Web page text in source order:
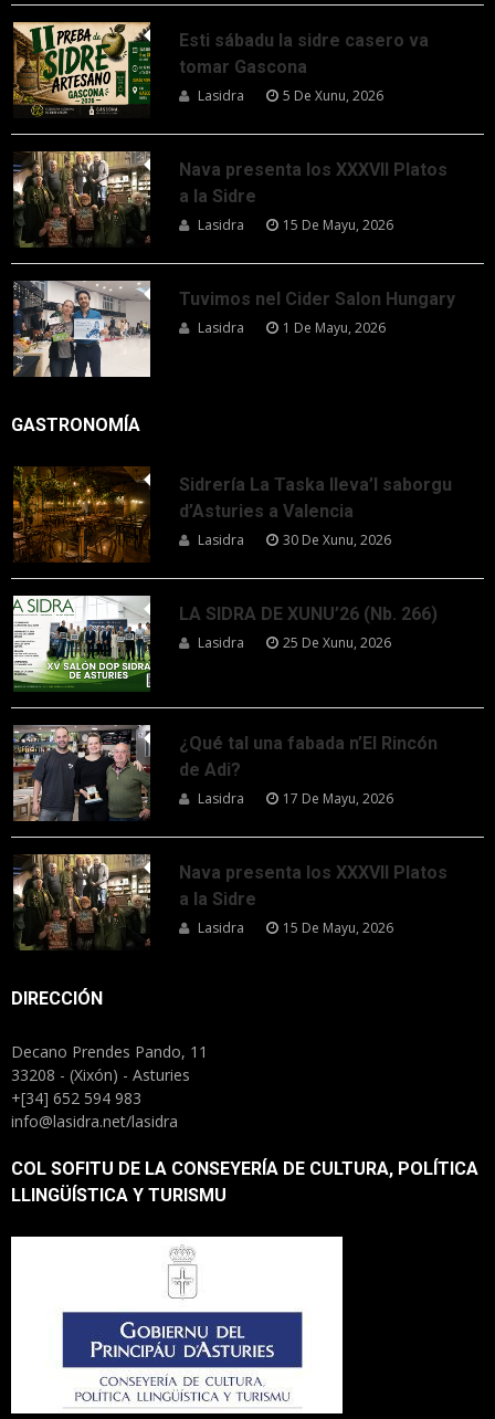
Esti sábadu la sidre casero va
tomar Gascona
Lasidra 5 De Xunu, 2026
Nava presenta los XXXVII Platos
a la Sidre
Lasidra 15 De Mayu, 2026
Tuvimos nel Cider Salon Hungary
Lasidra 1 De Mayu, 2026
GASTRONOMÍA
Sidrería La Taska lleva’l saborgu
d’Asturies a Valencia
Lasidra 30 De Xunu, 2026
LA SIDRA DE XUNU’26 (Nb. 266)
Lasidra 25 De Xunu, 2026
¿Qué tal una fabada n’El Rincón
de Adi?
Lasidra 17 De Mayu, 2026
Nava presenta los XXXVII Platos
a la Sidre
Lasidra 15 De Mayu, 2026
DIRECCIÓN
Decano Prendes Pando, 11
33208 - (Xixón) - Asturies
+[34] 652 594 983
info@lasidra.net/lasidra
COL SOFITU DE LA CONSEYERÍA DE CULTURA, POLÍTICA
LLINGÜÍSTICA Y TURISMU